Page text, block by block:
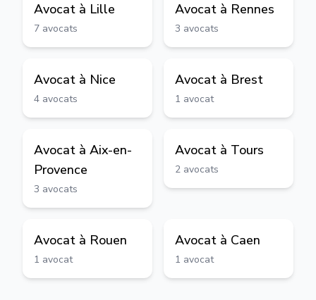
Avocat à Lille
7 avocats
Avocat à Rennes
3 avocats
Avocat à Nice
4 avocats
Avocat à Brest
1 avocat
Avocat à Aix-en-
Provence
3 avocats
Avocat à Tours
2 avocats
Avocat à Rouen
1 avocat
Avocat à Caen
1 avocat